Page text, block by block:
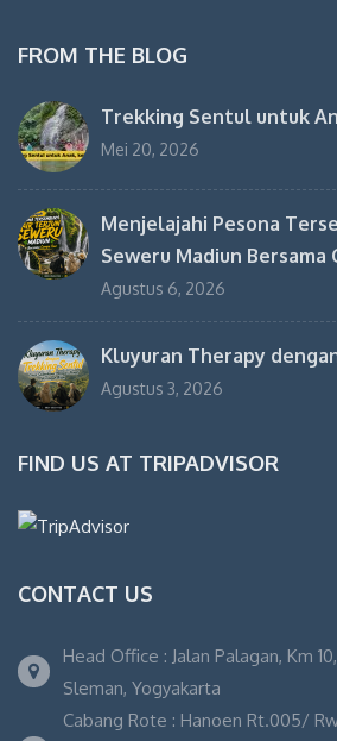
FROM THE BLOG
Trekking Sentul untuk
Mei 20, 2026
Menjelajahi Pesona
Seweru Madiun Bersama
Agustus 6, 2026
Kluyuran Therapy
Agustus 3, 2026
FIND US AT TRIPADVISOR
CONTACT US
Head Office : Jalan Palagan, Km
Sleman, Yogyakarta
Cabang Rote : Hanoen Rt.005/